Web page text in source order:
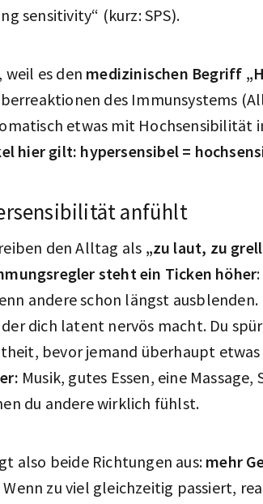
sensitivity“ (kurz: SPS).
weil es den medizinischen Begriff
des Immunsystems
etwas mit Hochsensibilität
hier gilt: hypersensibel =
anfühlt
den Alltag als „zu laut, zu
steht ein Ticken höher
andere schon längst
dich latent nervös macht. Du
bevor jemand überhaupt
Musik, gutes Essen, eine
du andere wirklich fühlst.
also beide Richtungen aus:mehr
Wenn zu viel gleichzeitig passiert,